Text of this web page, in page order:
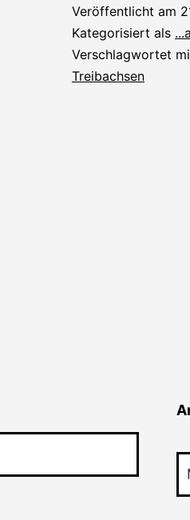
Veröffentlicht am
Kategorisiert als
Verschlagwortet
Treibachsen